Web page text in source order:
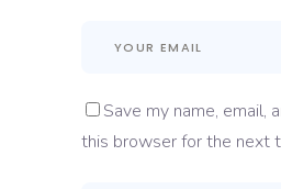
Save my name, email,
this browser for the next